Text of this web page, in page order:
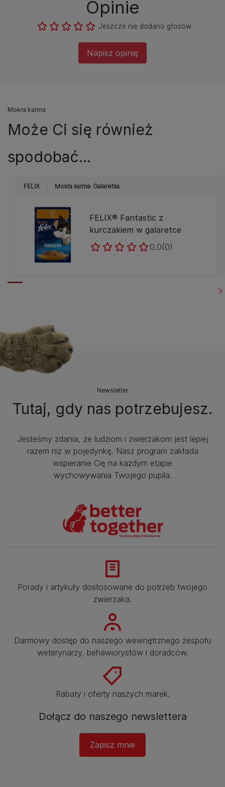
Opinie
Jeszcze nie dodano głosów
Napisz opinię
Mokra karma
Może Ci się również
spodobać...
FELIX Mokra karma Galaretka
FELIX® Fantastic z
kurczakiem w galaretce
0.0(0)
Newsletter
Tutaj, gdy nas potrzebujesz.
Jesteśmy zdania, że ludziom i zwierzakom jest lepiej
razem niż w pojedynkę. Nasz program zakłada
wspieranie Cię na każdym etapie
wychowywania Twojego pupila.
Porady i artykuły dostosowane do potrzeb twojego
zwierzaka.​
Darmowy dostęp do naszego wewnętrznego zespołu
weterynarzy, behawiorystów i doradców.​
Rabaty i oferty naszych marek.​
Dołącz do naszego newslettera​
Zapisz mnie